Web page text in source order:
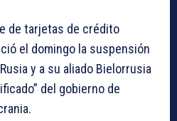
de tarjetas de crédito
el domingo la suspensión
y a su aliado Bielorrusia
del gobierno de